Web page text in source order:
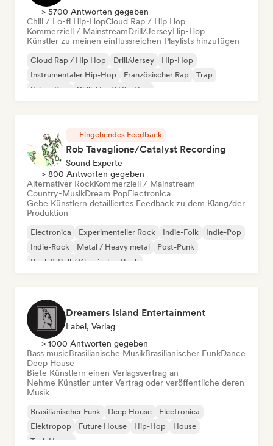
> 5700 Antworten gegeben
Chill / Lo-fi Hip-HopCloud Rap / Hip Hop
Kommerziell / MainstreamDrill/JerseyHip-Hop
Künstler zu meinen einflussreichen Playlists hinzufügen
Cloud Rap / Hip Hop Drill/Jersey
Hip-Hop
Instrumentaler Hip-Hop
Französischer Rap
Trap
Urban Pop
Chill / Lo-fi Hip-Hop
Eingehendes Feedback
Rob Tavaglione/Catalyst Recording
Sound Experte
> 800 Antworten gegeben
Alternativer RockKommerziell / Mainstream
Country-MusikDream PopElectronica
Gebe Künstlern detailliertes Feedback zu dem Klang/der
Produktion
Electronica Experimenteller Rock Indie-Folk
Indie-Pop
Indie-Rock
Metal / Heavy metal
Post-Punk
Rock & Roll / Klassischer Rock
Dreamers Island Entertainment
Label, Verlag
> 1000 Antworten gegeben
Bass musicBrasilianische MusikBrasilianischer FunkDance
Deep House
Biete Künstlern einen Verlagsvertrag an
Nehme Künstler unter Vertrag oder veröffentliche deren
Musik
Brasilianischer Funk Deep House
Electronica
Elektropop
Future House Hip-Hop
House
Tech House